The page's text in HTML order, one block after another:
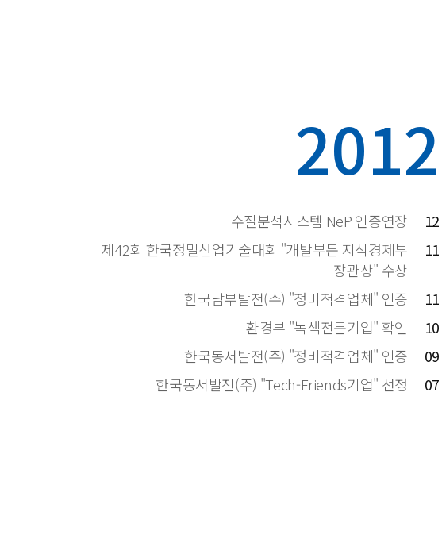
2012
12
수질분석시스템 NeP 인증연장
11
제42회 한국정밀산업기술대회 "개발부문 지식경제부
장관상" 수상
11
한국남부발전(주) "정비적격업체" 인증
10
환경부 "녹색전문기업" 확인
09
한국동서발전(주) "정비적격업체" 인증
07
한국동서발전(주) "Tech-Friends기업" 선정